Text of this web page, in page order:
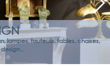
lampes, fauteuils, tables, chaises,